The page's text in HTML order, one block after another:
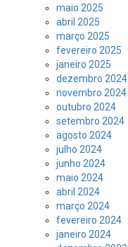
maio 2025
abril 2025
março 2025
fevereiro 2025
janeiro 2025
dezembro 2024
novembro 2024
outubro 2024
setembro 2024
agosto 2024
julho 2024
junho 2024
maio 2024
abril 2024
março 2024
fevereiro 2024
janeiro 2024